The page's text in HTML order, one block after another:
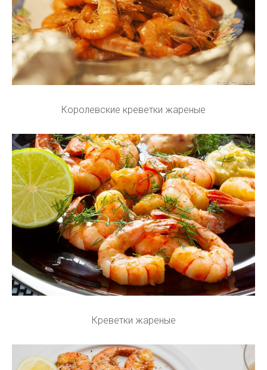
Королевские креветки жареные
Креветки жареные